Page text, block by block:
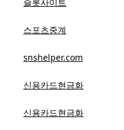
스포츠중계
snshelper.com
신용카드현금화
신용카드현금화